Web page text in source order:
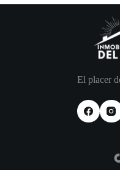
El placer